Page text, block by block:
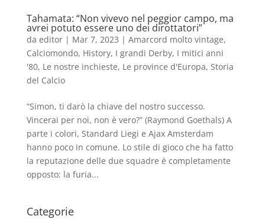
Tahamata: “Non vivevo nel peggior campo, ma
avrei potuto essere uno dei dirottatori”
da editor| Mar 7, 2023 | Amarcord molto vintage,
Calciomondo, History, I grandi Derby, I mitici anni
'80, Le nostre inchieste, Le province d'Europa, Storia
del Calcio
“Simon, ti darò la chiave del nostro successo.
Vincerai per noi, non è vero?” (Raymond Goethals) A
parte i colori, Standard Liegi e Ajax Amsterdam
hanno poco in comune. Lo stile di gioco che ha fatto
la reputazione delle due squadre è completamente
opposto: la furia...
Categorie